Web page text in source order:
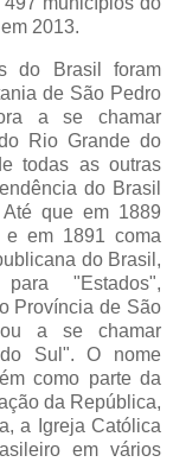
2013.
do Brasil foram
de São Pedro
a se chamar
Rio Grande do
todas as outras
do Brasil
que em 1889
e em 1891 coma
do Brasil,
"Estados",
Província de São
a se chamar
Sul". O nome
como parte da
da República,
a Igreja Católica
em vários